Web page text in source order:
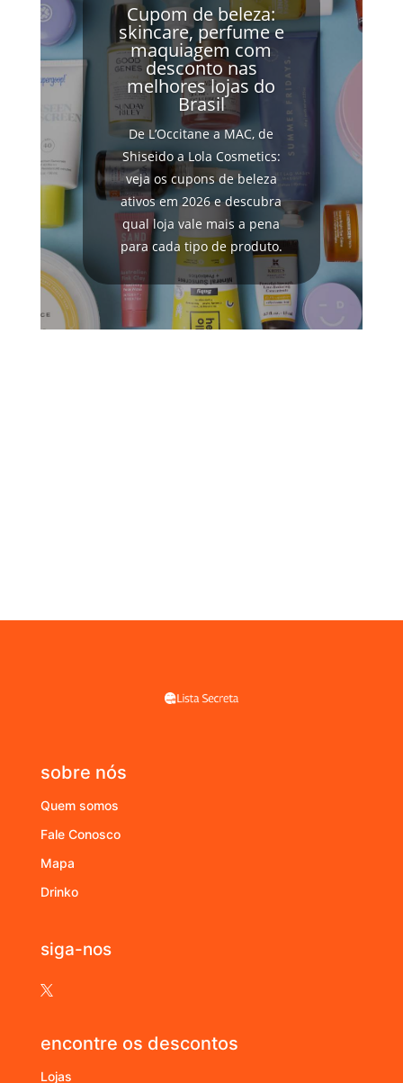
Cupom de beleza:
skincare, perfume e
maquiagem com
desconto nas
melhores lojas do
Brasil
De L’Occitane a MAC, de
Shiseido a Lola Cosmetics:
veja os cupons de beleza
ativos em 2026 e descubra
qual loja vale mais a pena
para cada tipo de produto.
sobre nós
Quem somos
Fale Conosco
Mapa
Drinko
siga-nos

encontre os descontos
Lojas